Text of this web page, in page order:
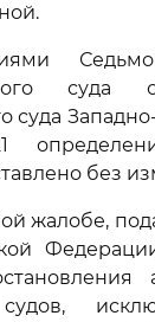
суда
суда
без
жалобе,
судов,